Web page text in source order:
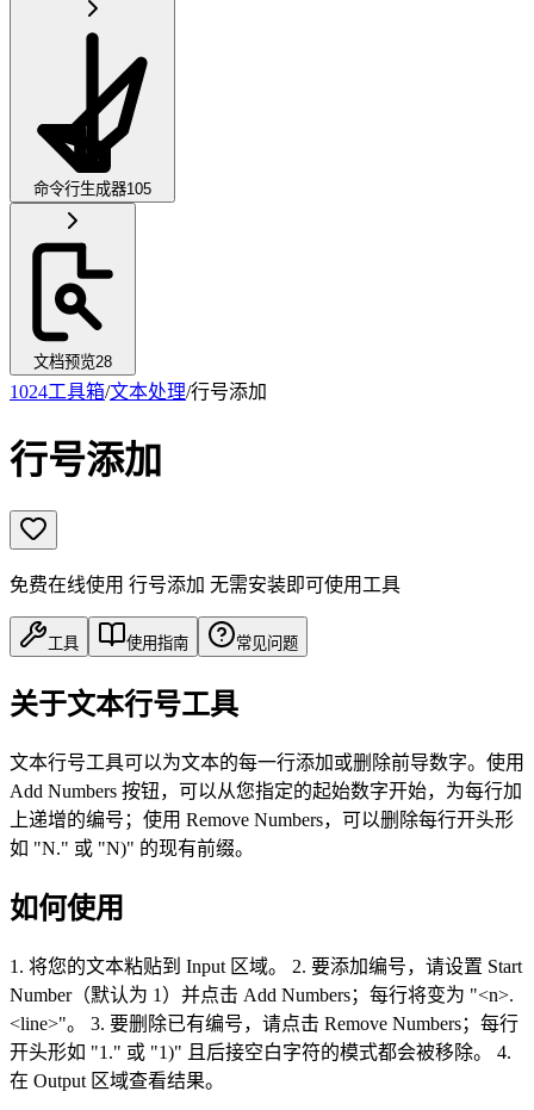
命令行生成器105
文档预览28
1024工具箱/文本处理/行号添加
行号添加
免费在线使用 行号添加 无需安装即可使用工具
工具 使用指南 常见问题
关于文本行号工具
文本行号工具可以为文本的每一行添加或删除前导数字。使用
Add Numbers 按钮，可以从您指定的起始数字开始，为每行加
上递增的编号；使用 Remove Numbers，可以删除每行开头形
如 "N." 或 "N)" 的现有前缀。
如何使用
1. 将您的文本粘贴到 Input 区域。 2. 要添加编号，请设置 Start
Number（默认为 1）并点击 Add Numbers；每行将变为 "<n>.
<line>"。 3. 要删除已有编号，请点击 Remove Numbers；每行
开头形如 "1." 或 "1)" 且后接空白字符的模式都会被移除。 4.
在 Output 区域查看结果。